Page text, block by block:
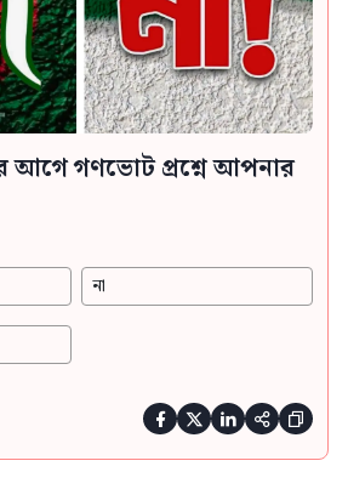
আগে গণভোট প্রশ্নে আপনার
না
    